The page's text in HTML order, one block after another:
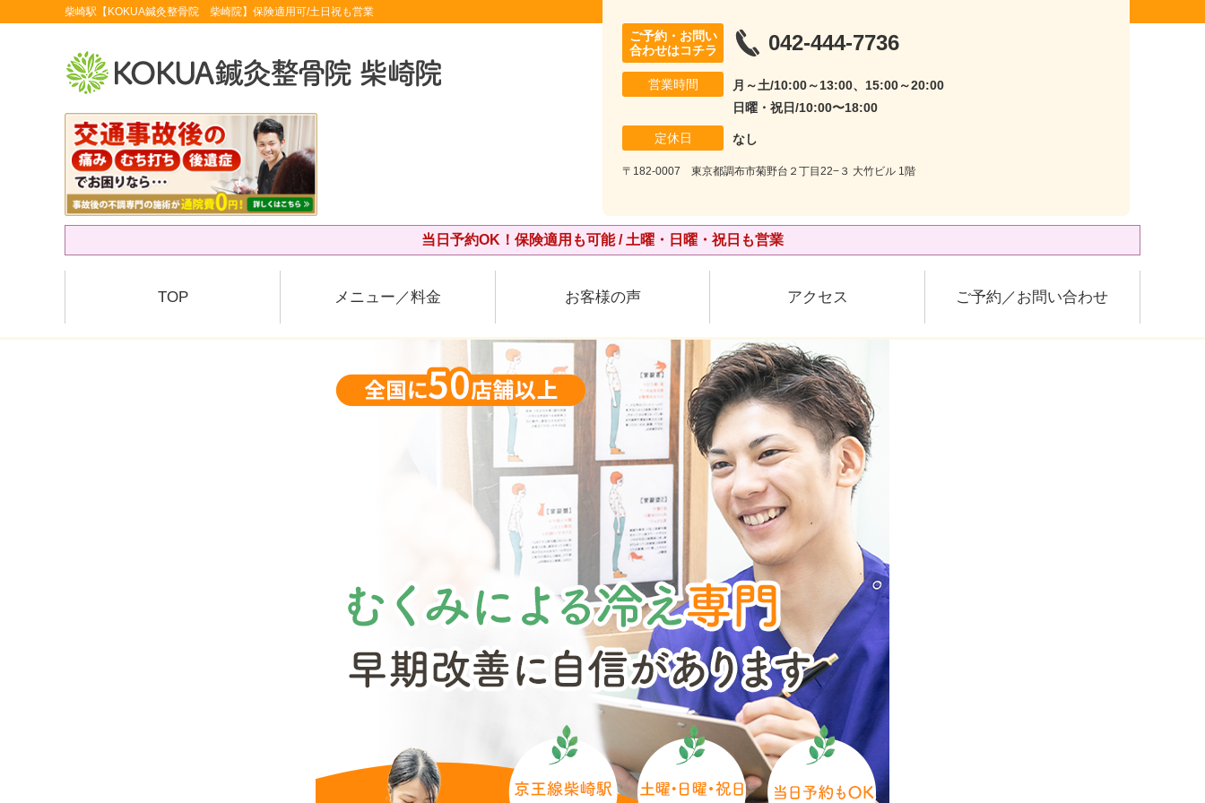
柴崎駅【KOKUA鍼灸整骨院 柴崎院】保険適用可/土日祝も営業
ご予約・お問い
合わせはコチラ
042-444-7736
営業時間
月～土/10:00～13:00、15:00～20:00
日曜・祝日/10:00〜18:00
定休日 なし
〒182-0007 東京都調布市菊野台２丁目22−３ 大竹ビル 1階
当日予約OK！保険適用も可能 / 土曜・日曜・祝日も営業
TOP メニュー／料金 お客様の声 アクセス ご予約／お問い合わせ